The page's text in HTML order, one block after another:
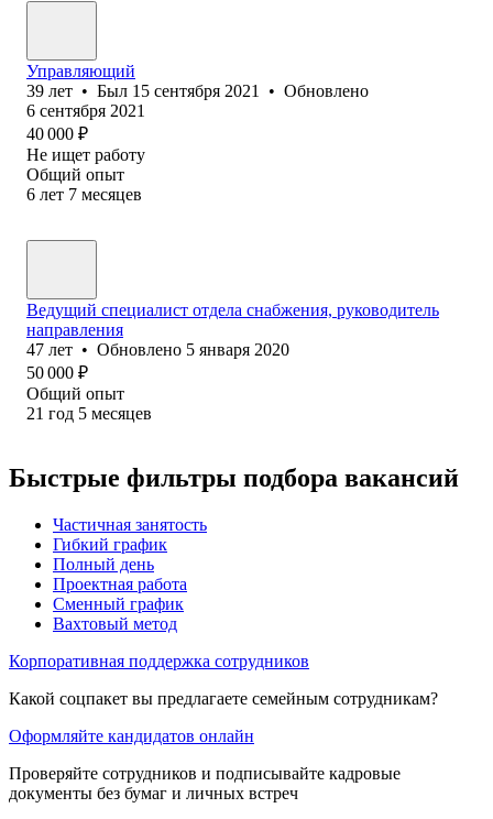
Управляющий
39 лет • Был 15 сентября 2021 • Обновлено
6 сентября 2021
40 000 ₽
Не ищет работу
Общий опыт
6 лет 7 месяцев
Ведущий специалист отдела снабжения, руководитель
направления
47 лет • Обновлено 5 января 2020
50 000 ₽
Общий опыт
21 год 5 месяцев
Быстрые фильтры подбора вакансий
Частичная занятость
Гибкий график
Полный день
Проектная работа
Сменный график
Вахтовый метод
Корпоративная поддержка сотрудников
Какой соцпакет вы предлагаете семейным сотрудникам?
Оформляйте кандидатов онлайн
Проверяйте сотрудников и подписывайте кадровые
документы без бумаг и личных встреч